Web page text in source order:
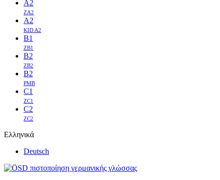
A2
ZA2
A2
KID A2
B1
ZB1
B2
ZB2
B2
PMB
C1
ZC1
C2
ZC2
Ελληνικά
Deutsch